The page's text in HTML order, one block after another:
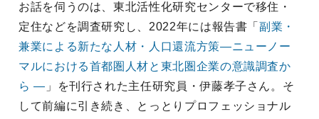
お話を伺うのは、東北活性化研究センターで移住・
定住などを調査研究し、2022年には報告書「副業・
兼業による新たな人材・人口還流方策―ニューノー
マルにおける首都圏人材と東北圏企業の意識調査か
ら ― 」を刊行された主任研究員・伊藤孝子さん。そ
して前編に引き続き、とっとりプロフェッショナル